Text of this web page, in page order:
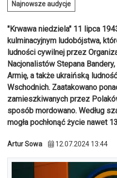
Najnowsze audycje
"Krwawa niedziela" 11 lipca
kulminacyjnym ludobójstwa,
ludności cywilnej przez
Nacjonalistów Stepana
Armię, a także ukraińską
Wschodnich. Zaatakowano
zamieszkiwanych przez
sposób mordowano. Według
mogła pochłonąć życie nawet
Artur Sowa 12.07.2024 13:44